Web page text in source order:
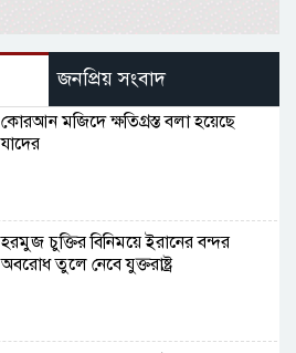
জনপ্রিয় সংবাদ
কোরআন মজিদে ক্ষতিগ্রস্ত বলা হয়েছে
যাদের
হরমুজ চুক্তির বিনিময়ে ইরানের বন্দর
অবরোধ তুলে নেবে যুক্তরাষ্ট্র